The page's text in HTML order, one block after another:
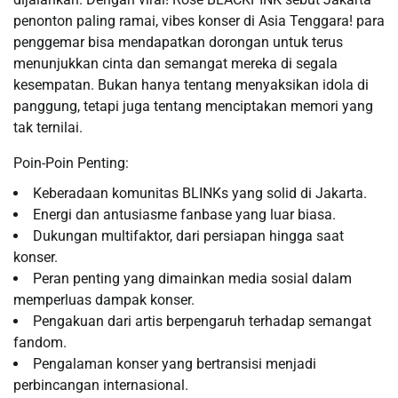
penonton paling ramai, vibes konser di Asia Tenggara! para
penggemar bisa mendapatkan dorongan untuk terus
menunjukkan cinta dan semangat mereka di segala
kesempatan. Bukan hanya tentang menyaksikan idola di
panggung, tetapi juga tentang menciptakan memori yang
tak ternilai.
Poin-Poin Penting:
Keberadaan komunitas BLINKs yang solid di Jakarta.
Energi dan antusiasme fanbase yang luar biasa.
Dukungan multifaktor, dari persiapan hingga saat
konser.
Peran penting yang dimainkan media sosial dalam
memperluas dampak konser.
Pengakuan dari artis berpengaruh terhadap semangat
fandom.
Pengalaman konser yang bertransisi menjadi
perbincangan internasional.